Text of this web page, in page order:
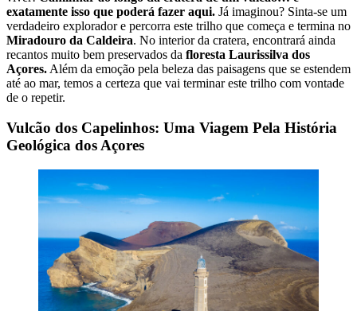
exatamente isso que poderá fazer aqui. Já imaginou? Sinta-se um
verdadeiro explorador e percorra este trilho que começa e termina no
Miradouro da Caldeira. No interior da cratera, encontrará ainda
recantos muito bem preservados da floresta Laurissilva dos
Açores. Além da emoção pela beleza das paisagens que se estendem
até ao mar, temos a certeza que vai terminar este trilho com vontade
de o repetir.
Vulcão dos Capelinhos: Uma Viagem Pela História
Geológica dos Açores